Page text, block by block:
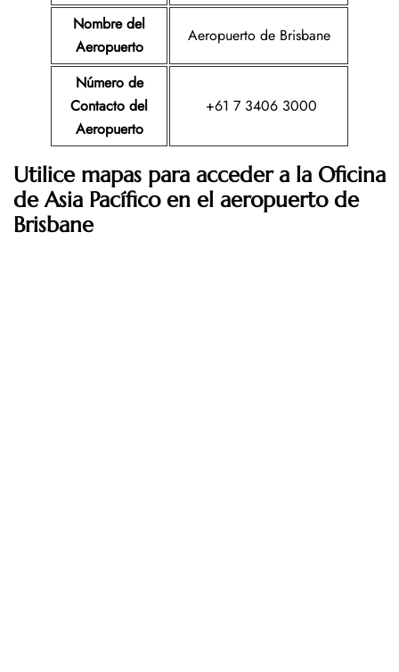
Nombre del
Aeropuerto
Aeropuerto de Brisbane
Número de
Contacto del
Aeropuerto
+61 7 3406 3000
Utilice mapas para acceder a la Oficina
de Asia Pacífico en el aeropuerto de
Brisbane